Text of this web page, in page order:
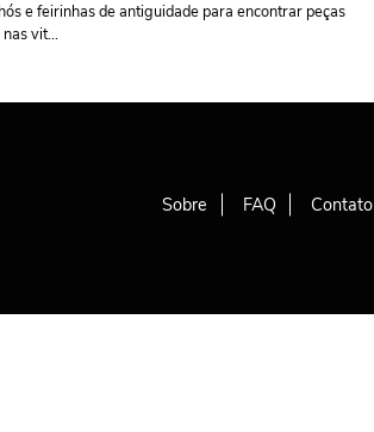
e feirinhas de antiguidade para encontrar peças
vit...
Sobre FAQ Contato